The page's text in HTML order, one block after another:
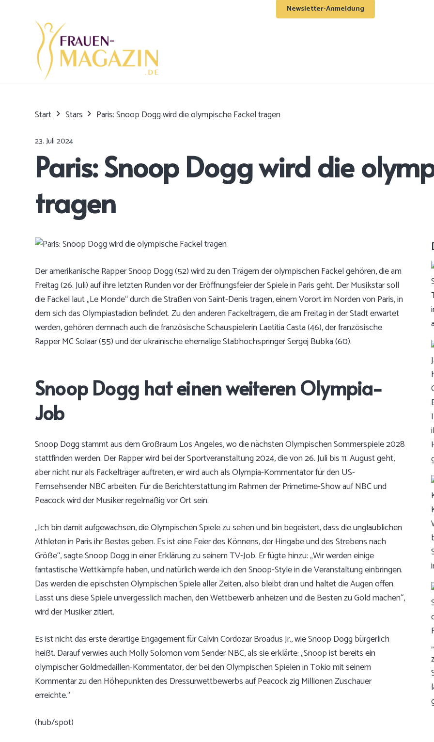
Newsletter-Anmeldung
Start Stars Paris: Snoop Dogg wird die olympische Fackel tragen
23. Juli 2024
Paris: Snoop Dogg wird die
tragen
Der amerikanische Rapper Snoop Dogg (52) wird zu den Trägern der olympischen Fackel gehören, die am
Freitag (26. Juli) auf ihre letzten Runden vor der Eröffnungsfeier der Spiele in Paris geht. Der Musikstar soll
die Fackel laut „Le Monde“ durch die Straßen von Saint-Denis tragen, einem Vorort im Norden von Paris, in
dem sich das Olympiastadion befindet. Zu den anderen Fackelträgern, die am Freitag in der Stadt erwartet
werden, gehören demnach auch die französische Schauspielerin Laetitia Casta (46), der französische
Rapper MC Solaar (55) und der ukrainische ehemalige Stabhochspringer Sergej Bubka (60).
Snoop Dogg hat einen weiteren Olympia-
Job
Snoop Dogg stammt aus dem Großraum Los Angeles, wo die nächsten Olympischen Sommerspiele 2028
stattfinden werden. Der Rapper wird bei der Sportveranstaltung 2024, die von 26. Juli bis 11. August geht,
aber nicht nur als Fackelträger auftreten, er wird auch als Olympia-Kommentator für den US-
Fernsehsender NBC arbeiten. Für die Berichterstattung im Rahmen der Primetime-Show auf NBC und
Peacock wird der Musiker regelmäßig vor Ort sein.
„Ich bin damit aufgewachsen, die Olympischen Spiele zu sehen und bin begeistert, dass die unglaublichen
Athleten in Paris ihr Bestes geben. Es ist eine Feier des Könnens, der Hingabe und des Strebens nach
Größe“, sagte Snoop Dogg in einer Erklärung zu seinem TV-Job. Er fügte hinzu: „Wir werden einige
fantastische Wettkämpfe haben, und natürlich werde ich den Snoop-Style in die Veranstaltung einbringen.
Das werden die epischsten Olympischen Spiele aller Zeiten, also bleibt dran und haltet die Augen offen.
Lasst uns diese Spiele unvergesslich machen, den Wettbewerb anheizen und die Besten zu Gold machen“,
wird der Musiker zitiert.
Es ist nicht das erste derartige Engagement für Calvin Cordozar Broadus Jr., wie Snoop Dogg bürgerlich
heißt. Darauf verwies auch Molly Solomon vom Sender NBC, als sie erklärte: „Snoop ist bereits ein
olympischer Goldmedaillen-Kommentator, der bei den Olympischen Spielen in Tokio mit seinem
Kommentar zu den Höhepunkten des Dressurwettbewerbs auf Peacock zig Millionen Zuschauer
erreichte.“
(hub/spot)